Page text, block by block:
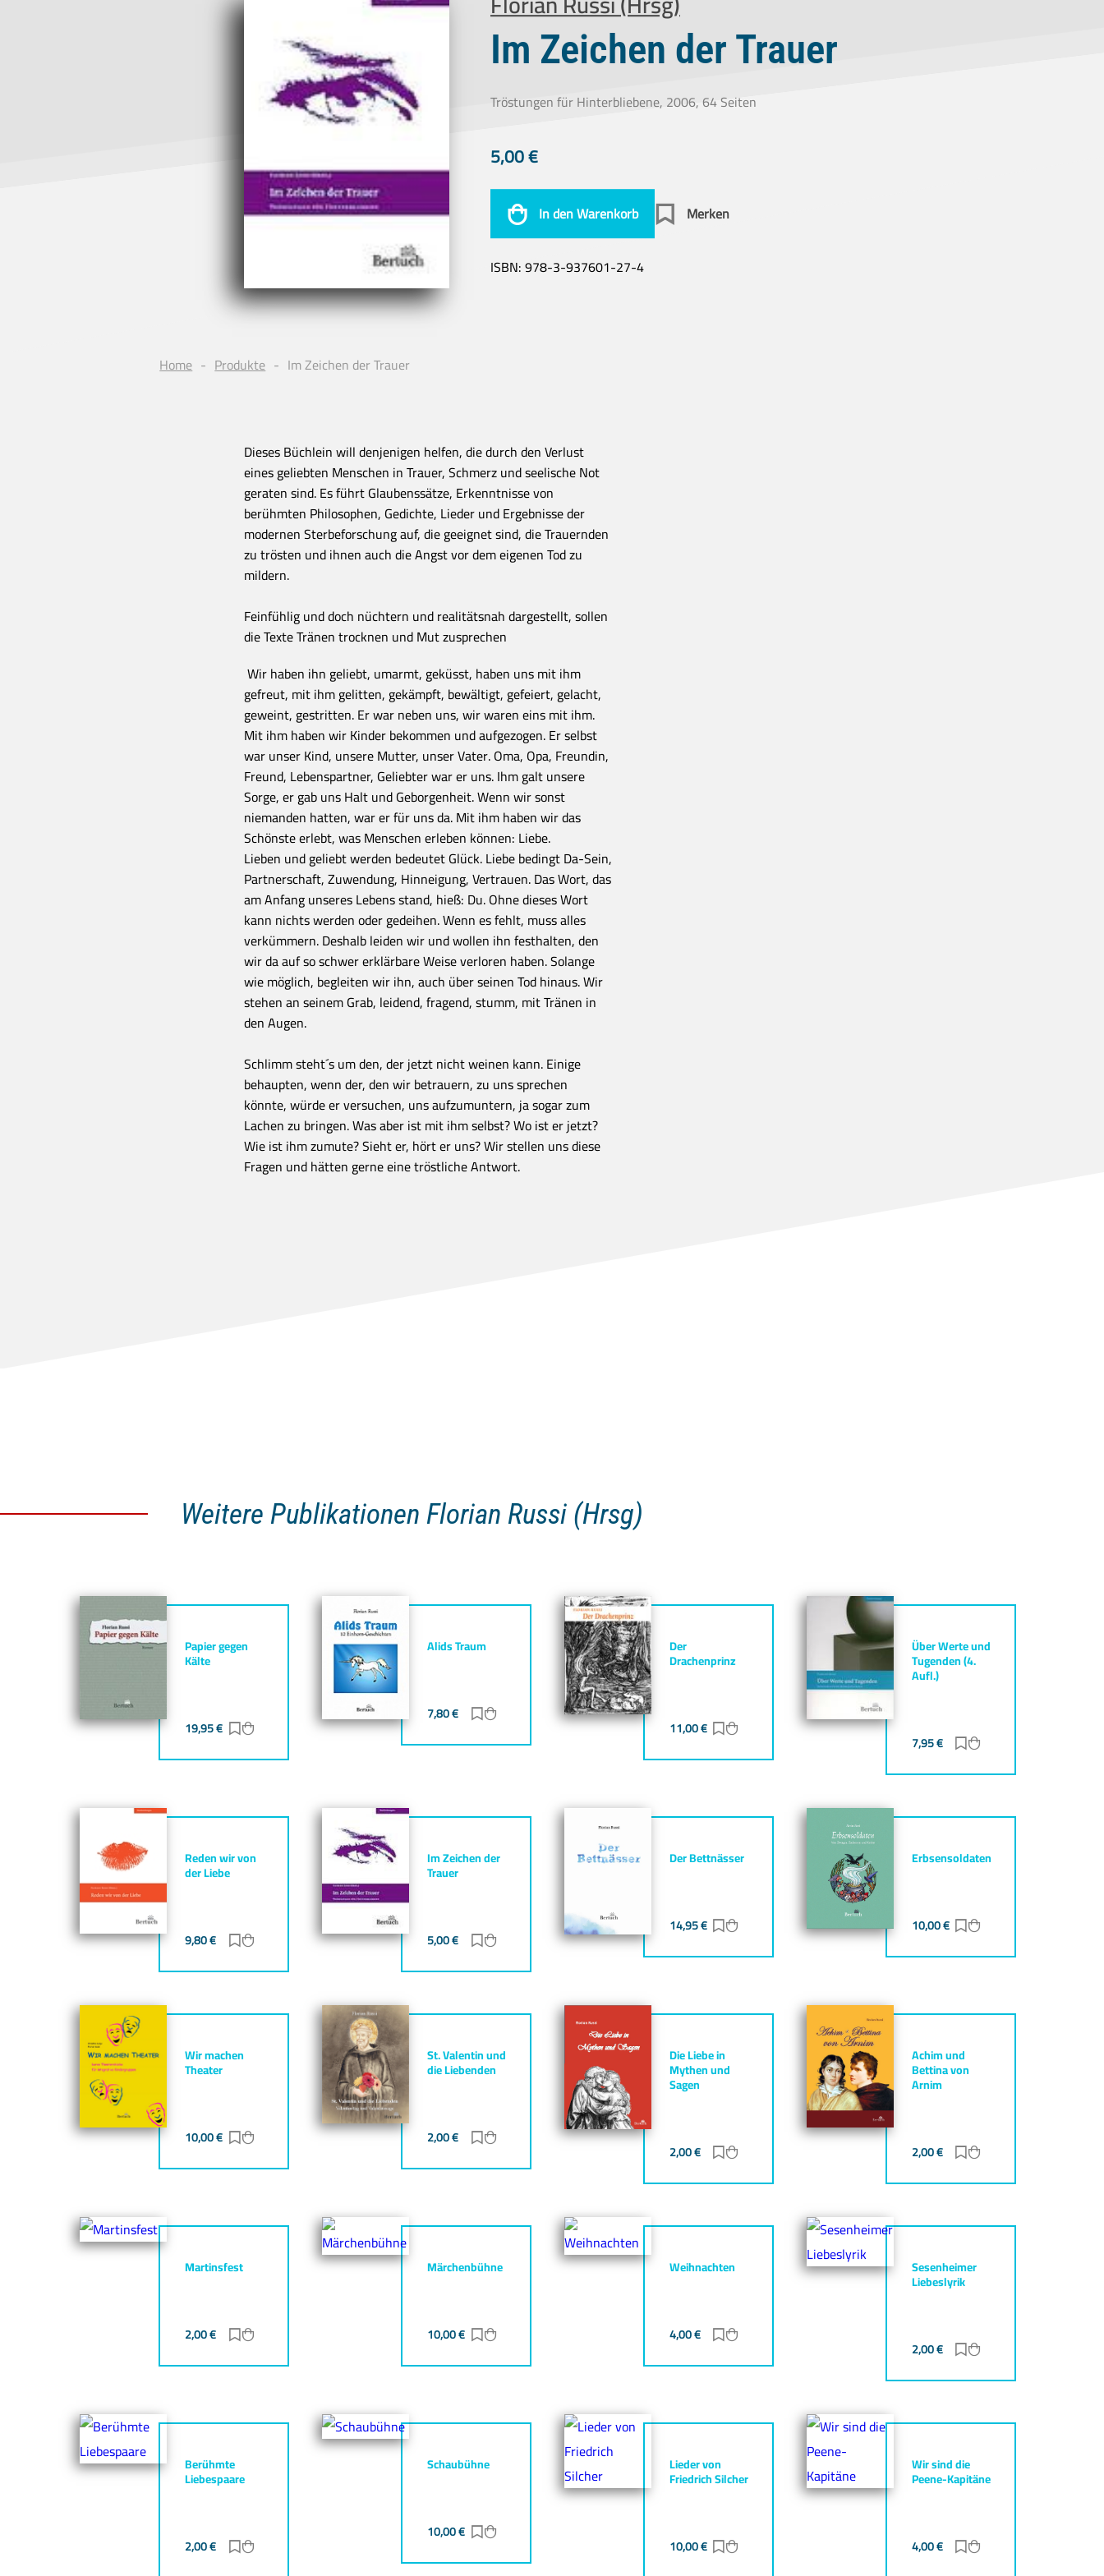
Im Zeichen der Trauer
Tröstungen für Hinterbliebene, 2006, 64 Seiten
5,00€
In den Warenkorb Merken
ISBN:978-3-937601-27-4
Home Produkte Im Zeichen der Trauer
Dieses Büchlein will denjenigen helfen, die durch den Verlust
eines geliebten Menschen in Trauer, Schmerz und seelische Not
geraten sind. Es führt Glaubenssätze, Erkenntnisse von
berühmten Philosophen, Gedichte, Lieder und Ergebnisse der
modernen Sterbeforschung auf, die geeignet sind, die Trauernden
zu trösten und ihnen auch die Angst vor dem eigenen Tod zu
mildern.
Feinfühlig und doch nüchtern und realitätsnah dargestellt, sollen
die Texte Tränen trocknen und Mut zusprechen
Wir haben ihn geliebt, umarmt, geküsst, haben uns mit ihm
gefreut, mit ihm gelitten, gekämpft, bewältigt, gefeiert, gelacht,
geweint, gestritten. Er war neben uns, wir waren eins mit ihm.
Mit ihm haben wir Kinder bekommen und aufgezogen. Er selbst
war unser Kind, unsere Mutter, unser Vater. Oma, Opa, Freundin,
Freund, Lebenspartner, Geliebter war er uns. Ihm galt unsere
Sorge, er gab uns Halt und Geborgenheit. Wenn wir sonst
niemanden hatten, war er für uns da. Mit ihm haben wir das
Schönste erlebt, was Menschen erleben können: Liebe.
Lieben und geliebt werden bedeutet Glück. Liebe bedingt Da-Sein,
Partnerschaft, Zuwendung, Hinneigung, Vertrauen. Das Wort, das
am Anfang unseres Lebens stand, hieß: Du. Ohne dieses Wort
kann nichts werden oder gedeihen. Wenn es fehlt, muss alles
verkümmern. Deshalb leiden wir und wollen ihn festhalten, den
wir da auf so schwer erklärbare Weise verloren haben. Solange
wie möglich, begleiten wir ihn, auch über seinen Tod hinaus. Wir
stehen an seinem Grab, leidend, fragend, stumm, mit Tränen in
den Augen.
Schlimm steht´s um den, der jetzt nicht weinen kann. Einige
behaupten, wenn der, den wir betrauern, zu uns sprechen
könnte, würde er versuchen, uns aufzumuntern, ja sogar zum
Lachen zu bringen. Was aber ist mit ihm selbst? Wo ist er jetzt?
Wie ist ihm zumute? Sieht er, hört er uns? Wir stellen uns diese
Fragen und hätten gerne eine tröstliche Antwort.
Weitere Publikationen Florian Russi (Hrsg)
Papier gegen
Kälte
19,95€ Zur Merkliste hinzufügen
Zum Warenkorb hinzufügen
Alids Traum
7,80€ Zur Merkliste hinzufügen
Zum Warenkorb hinzufügen
Der
Drachenprinz
11,00€ Zur Merkliste hinzufügen
Zum Warenkorb hinzufügen
Über Werte und
Tugenden (4.
Aufl.)
7,95€ Zur Merkliste
Reden wir von
der Liebe
9,80€ Zur Merkliste hinzufügen
Zum Warenkorb hinzufügen
Im Zeichen der
Trauer
5,00€ Zur Merkliste hinzufügen
Zum Warenkorb hinzufügen
Der Bettnässer
14,95€ Zur Merkliste hinzufügen
Zum Warenkorb hinzufügen
Erbsensoldaten
10,00€ Zur Merkliste
Wir machen
Theater
10,00€ Zur Merkliste hinzufügen
Zum Warenkorb hinzufügen
St. Valentin und
die Liebenden
2,00€ Zur Merkliste hinzufügen
Zum Warenkorb hinzufügen
Die Liebe in
Mythen und
Sagen
2,00€ Zur Merkliste hinzufügen
Achim und
Bettina von
Arnim
2,00€ Zur Merkliste
Martinsfest
2,00€ Zur Merkliste hinzufügen
Märchenbühne
10,00€ Zur Merkliste hinzufügen
Weihnachten
4,00€ Zur Merkliste hinzufügen
Sesenheimer
Liebeslyrik
2,00€ Zur Merkliste
Berühmte
Liebespaare
2,00€ Zur Merkliste hinzufügen
Schaubühne
10,00€ Zur Merkliste hinzufügen
Lieder von
Friedrich Silcher
10,00€ Zur Merkliste hinzufügen
Wir sind die
Peene-Kapitäne
4,00€ Zur Merkliste